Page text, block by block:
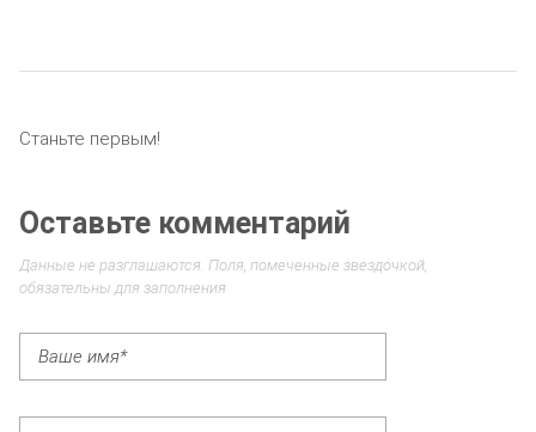
Станьте первым!
Оставьте комментарий
Данные не разглашаются. Поля, помеченные звездочкой,
обязательны для заполнения